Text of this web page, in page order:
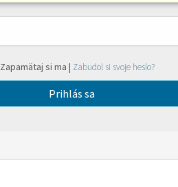
Zapamätaj si ma | Zabudol si svoje heslo?